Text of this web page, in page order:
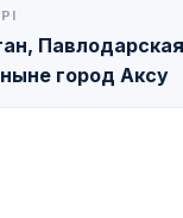
город Аксу